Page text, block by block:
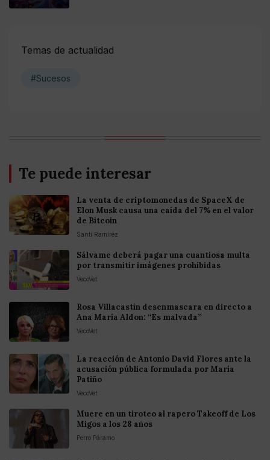
Temas de actualidad
#Sucesos
Te puede interesar
La venta de criptomonedas de SpaceX de
Elon Musk causa una caída del 7% en el valor
de Bitcoin
Santi Ramirez
Sálvame deberá pagar una cuantiosa multa
por transmitir imágenes prohibidas
VecoVet
Rosa Villacastín desenmascara en directo a
Ana María Aldon: “Es malvada”
VecoVet
La reacción de Antonio David Flores ante la
acusación pública formulada por María
Patiño
VecoVet
Muere en un tiroteo al rapero Takeoff de Los
Migos a los 28 años
Perro Páramo